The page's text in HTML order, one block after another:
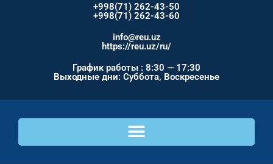
+998(71) 262-43-50
+998(71) 262-43-60
info@reu.uz
https://reu.uz/ru/
График работы : 8:30 — 17:30
Выходные дни: Суббота, Воскресенье